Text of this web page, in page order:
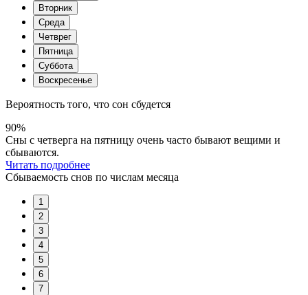
Вторник
Среда
Четврег
Пятница
Суббота
Воскресенье
Вероятность того, что сон сбудется
90%
Сны с четверга на пятницу очень часто бывают вещими и
сбываются.
Читать подробнее
Сбываемость снов по числам месяца
1
2
3
4
5
6
7